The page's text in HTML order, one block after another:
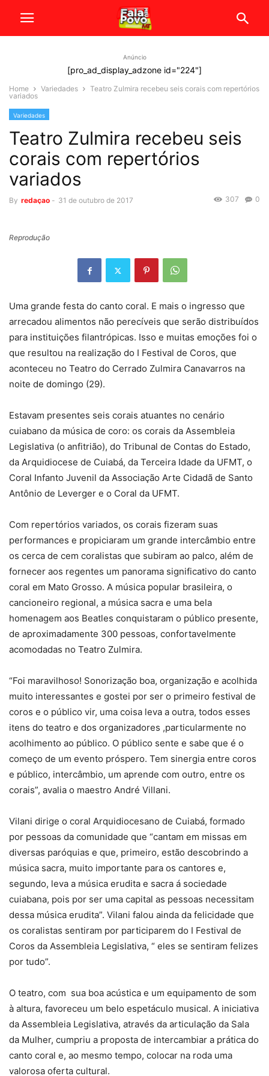
Anúncio
[pro_ad_display_adzone id="224"]
Home Variedades
Teatro Zulmira recebeu seis corais com repertórios
variados
Variedades
Teatro Zulmira recebeu seis
corais com repertórios
variados
By redaçao - 31 de outubro de 2017 0
307
Reprodução
Uma grande festa do canto coral. E mais o ingresso que
arrecadou alimentos não perecíveis que serão distribuídos
para instituições filantrópicas. Isso e muitas emoções foi o
que resultou na realização do I Festival de Coros, que
aconteceu no Teatro do Cerrado Zulmira Canavarros na
noite de domingo (29).
Estavam presentes seis corais atuantes no cenário
cuiabano da música de coro: os corais da Assembleia
Legislativa (o anfitrião), do Tribunal de Contas do Estado,
da Arquidiocese de Cuiabá, da Terceira Idade da UFMT, o
Coral Infanto Juvenil da Associação Arte Cidadã de Santo
Antônio de Leverger e o Coral da UFMT.
Com repertórios variados, os corais fizeram suas
performances e propiciaram um grande intercâmbio entre
os cerca de cem coralistas que subiram ao palco, além de
fornecer aos regentes um panorama significativo do canto
coral em Mato Grosso. A música popular brasileira, o
cancioneiro regional, a música sacra e uma bela
homenagem aos Beatles conquistaram o público presente,
de aproximadamente 300 pessoas, confortavelmente
acomodadas no Teatro Zulmira.
“Foi maravilhoso! Sonorização boa, organização e acolhida
muito interessantes e gostei por ser o primeiro festival de
coros e o público vir, uma coisa leva a outra, todos esses
itens do teatro e dos organizadores ,particularmente no
acolhimento ao público. O público sente e sabe que é o
começo de um evento próspero. Tem sinergia entre coros
e público, intercâmbio, um aprende com outro, entre os
corais”, avalia o maestro André Villani.
Vilani dirige o coral Arquidiocesano de Cuiabá, formado
por pessoas da comunidade que “cantam em missas em
diversas paróquias e que, primeiro, estão descobrindo a
música sacra, muito importante para os cantores e,
segundo, leva a música erudita e sacra á sociedade
cuiabana, pois por ser uma capital as pessoas necessitam
dessa música erudita”. Vilani falou ainda da felicidade que
os coralistas sentiram por participarem do I Festival de
Coros da Assembleia Legislativa, “ eles se sentiram felizes
por tudo”.
O teatro, com sua boa acústica e um equipamento de som
à altura, favoreceu um belo espetáculo musical. A iniciativa
da Assembleia Legislativa, através da articulação da Sala
da Mulher, cumpriu a proposta de intercambiar a prática do
canto coral e, ao mesmo tempo, colocar na roda uma
valorosa oferta cultural.